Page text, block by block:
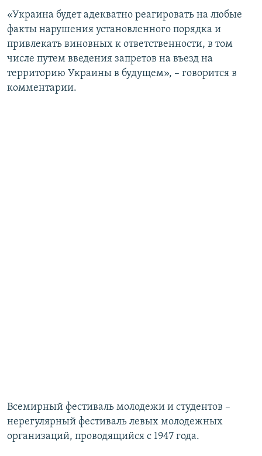
«Украина будет адекватно реагировать на любые
факты нарушения установленного порядка и
привлекать виновных к ответственности, в том
числе путем введения запретов на въезд на
территорию Украины в будущем», – говорится в
комментарии.
Всемирный фестиваль молодежи и студентов –
нерегулярный фестиваль левых молодежных
организаций, проводящийся с 1947 года.